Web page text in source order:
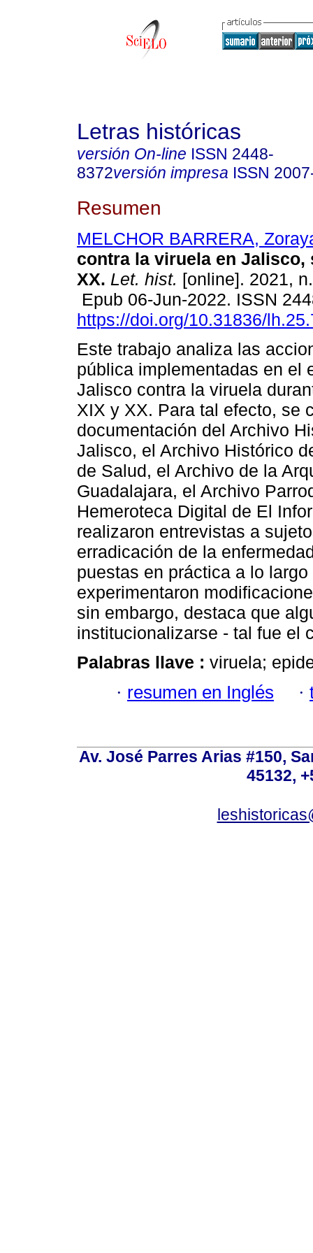
Letras históricas
versión On-line ISSN 2448-
8372versión impresa ISSN
Resumen
MELCHOR BARRERA,
contra la viruela en Jalisco,
XX. Let. hist. [online]. 2021,
Epub 06-Jun-2022. ISSN
https://doi.org/10.31836/
Este trabajo analiza las
pública implementadas en el
Jalisco contra la viruela
XIX y XX. Para tal efecto, se
documentación del Archivo
Jalisco, el Archivo Histórico
de Salud, el Archivo de la
Guadalajara, el Archivo
Hemeroteca Digital de El
realizaron entrevistas a
erradicación de la
puestas en práctica a lo
experimentaron
sin embargo, destaca que
institucionalizarse - tal fue el
Palabras llave : viruela;
· resumen en Inglés ·
Av. José Parres Arias #150,
45132,